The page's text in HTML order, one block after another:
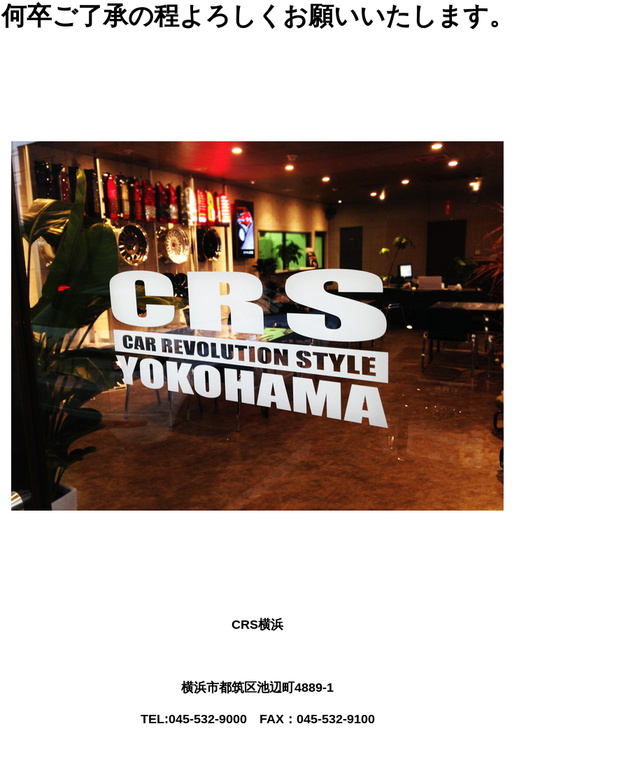
何卒ご了承の程よろしくお願いいたします。
CRS横浜
横浜市都筑区池辺町4889-1
TEL:045-532-9000 FAX：045-532-9100